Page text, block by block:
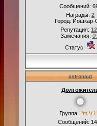
Сообщений:
Награды: 2
Город: Йошкар-
Репутация:
Замечания:
Статус:
astronaut
Группа: I'm
Сообщений: